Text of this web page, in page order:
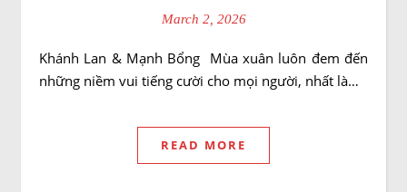
March 2, 2026
Khánh Lan & Mạnh Bổng Mùa xuân luôn đem đến
những niềm vui tiếng cười cho mọi người, nhất là…
READ MORE